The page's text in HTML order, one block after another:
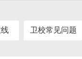
卫校常见问题